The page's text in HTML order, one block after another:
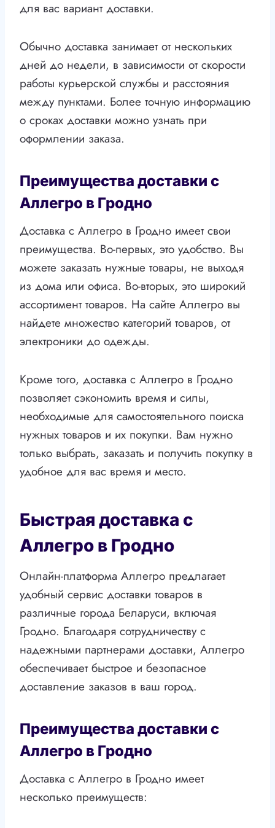
для вас вариант доставки.
Обычно доставка занимает от нескольких
дней до недели, в зависимости от скорости
работы курьерской службы и расстояния
между пунктами. Более точную информацию
о сроках доставки можно узнать при
оформлении заказа.
Преимущества доставки с
Аллегро в Гродно
Доставка с Аллегро в Гродно имеет свои
преимущества. Во-первых, это удобство. Вы
можете заказать нужные товары, не выходя
из дома или офиса. Во-вторых, это широкий
ассортимент товаров. На сайте Аллегро вы
найдете множество категорий товаров, от
электроники до одежды.
Кроме того, доставка с Аллегро в Гродно
позволяет сэкономить время и силы,
необходимые для самостоятельного поиска
нужных товаров и их покупки. Вам нужно
только выбрать, заказать и получить покупку в
удобное для вас время и место.
Быстрая доставка с
Аллегро в Гродно
Онлайн-платформа Аллегро предлагает
удобный сервис доставки товаров в
различные города Беларуси, включая
Гродно. Благодаря сотрудничеству с
надежными партнерами доставки, Аллегро
обеспечивает быстрое и безопасное
доставление заказов в ваш город.
Преимущества доставки с
Аллегро в Гродно
Доставка с Аллегро в Гродно имеет
несколько преимуществ: